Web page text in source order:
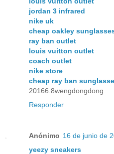
jordan 3 infrared
nike uk
cheap oakley
ray ban outlet
louis vuitton outlet
coach outlet
nike store
cheap ray ban
20166.8wengdongdong
Responder
Anónimo 16 de junio de
yeezy sneakers